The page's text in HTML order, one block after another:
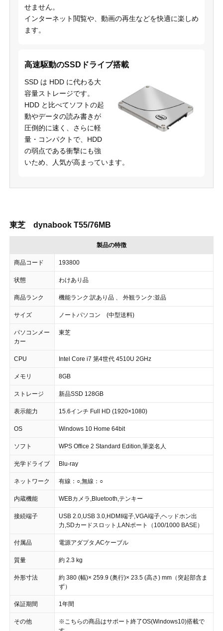
せません。
インターネット閲覧や、動画の再生などを快適に楽しめ
ます。
高速駆動のSSDドライブ搭載
SSD は HDD に代わる大
容量ストレージです。
HDD と比べてソフトの起
動やデータの読み書きが
圧倒的に速く、さらに軽
量・コンパクトで、HDD
の弱点である衝撃にも強
いため、人気が高まっています。
東芝 dynabook T55/76MB
製品の特徴
商品コード 193800
状態 わけあり品
商品ランク 機能ランク:訳あり品 、 外観ランク:並品
サイズ ノートパソコン (中型送料)
パソコンメー
カー
東芝
CPU Intel Core i7 第4世代 4510U 2GHz
メモリ 8GB
ストレージ 新品SSD 128GB
表示能力 15.6インチ Full HD (1920×1080)
OS Windows 10 Home 64bit
ソフト WPS Office 2 Standard Edition,筆楽名人
光学ドライブ Blu-ray
ネットワーク 有線：○,無線：○
内蔵機能 WEBカメラ,Bluetooth,テンキー
接続端子
USB 2.0,USB 3.0,HDMI端子,VGA端子,ヘッドホン出
力,SDカードスロット,LANポート（100/1000 BASE）
付属品 電源アダプタ,ACケーブル
質量 約 2.3 kg
外形寸法
約 380 (幅)× 259.9 (奥行)× 23.5 (高さ) mm（突起部含ま
ず）
保証期間 1年間
その他
※こちらの商品はサポート終了OS(Windows10)搭載で